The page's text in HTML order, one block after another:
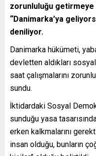
zorunluluğu getirmeye
“Danimarka’ya
deniliyor.
Danimarka hükümeti,
devletten aldıkları
saat çalışmalarını
sundu.
İktidardaki Sosyal
sunduğu yasa
erken kalkmalarını
insan olduğu, bunların